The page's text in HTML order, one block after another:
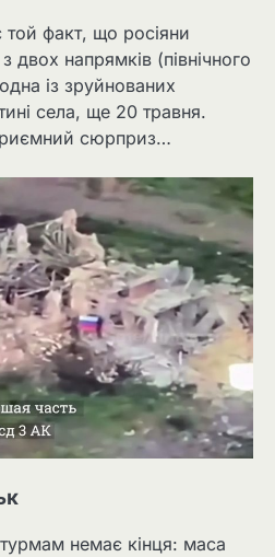
факт, що росіяни
з двох напрямків (північного
із зруйнованих
села, ще 20 травня.
сюрприз…
немає кінця: маса